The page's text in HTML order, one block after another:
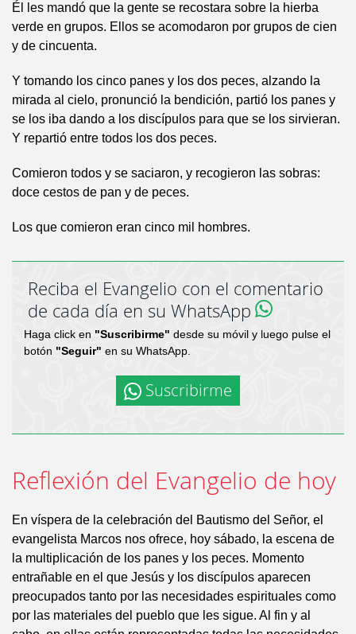
Él les mandó que la gente se recostara sobre la hierba
verde en grupos. Ellos se acomodaron por grupos de cien
y de cincuenta.
Y tomando los cinco panes y los dos peces, alzando la
mirada al cielo, pronunció la bendición, partió los panes y
se los iba dando a los discípulos para que se los sirvieran.
Y repartió entre todos los dos peces.
Comieron todos y se saciaron, y recogieron las sobras:
doce cestos de pan y de peces.
Los que comieron eran cinco mil hombres.
Reciba el Evangelio con el comentario
de cada día en su WhatsApp
Haga click en "Suscribirme" desde su móvil y luego pulse el
botón "Seguir" en su WhatsApp.
Suscribirme
Reflexión del Evangelio de hoy
En víspera de la celebración del Bautismo del Señor, el
evangelista Marcos nos ofrece, hoy sábado, la escena de
la multiplicación de los panes y los peces. Momento
entrañable en el que Jesús y los discípulos aparecen
preocupados tanto por las necesidades espirituales como
por las materiales del pueblo que les sigue. Al fin y al